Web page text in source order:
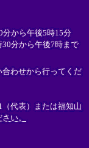
分から午後5時15分
分から午後7時まで
わせから行ってくだ
代表）または福知山
い。